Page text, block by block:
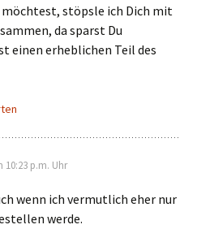
möchtest, stöpsle ich Dich mit
da sparst Du
einen erheblichen Teil des
10:23 p.m. Uhr
wenn ich vermutlich eher nur
werde.